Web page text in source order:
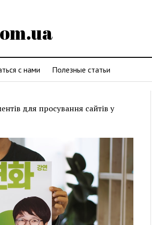
с нами Полезные статьи
для просування сайтів у